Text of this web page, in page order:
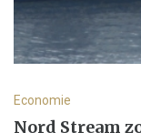
Economie
Nord Stream